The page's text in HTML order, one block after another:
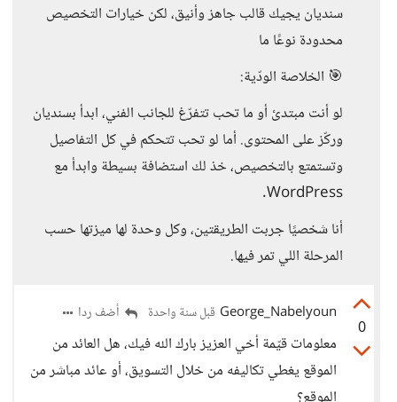
سنديان يجيك قالب جاهز وأنيق، لكن خيارات التخصيص
محدودة نوعًا ما
🎯 الخلاصة الودّية:
لو أنت مبتدئ أو ما تحب تتفرّغ للجانب الفني، ابدأ بسنديان
وركّز على المحتوى. أما لو تحب تتحكم في كل التفاصيل
وتستمتع بالتخصيص، خذ لك استضافة بسيطة وابدأ مع
WordPress.
أنا شخصيًا جربت الطريقتين، وكل وحدة لها ميزتها حسب
المرحلة اللي تمر فيها.
0
George_Nabelyoun قبل سنة واحدة أضف ردا
معلومات قيّمة أخي العزيز بارك الله فيك، هل العائد من
الموقع يغطي تكاليفه من خلال التسويق، أو عائد مباشر من